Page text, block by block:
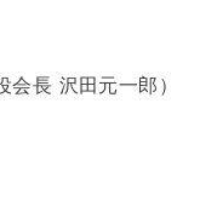
会長 沢田元一郎）